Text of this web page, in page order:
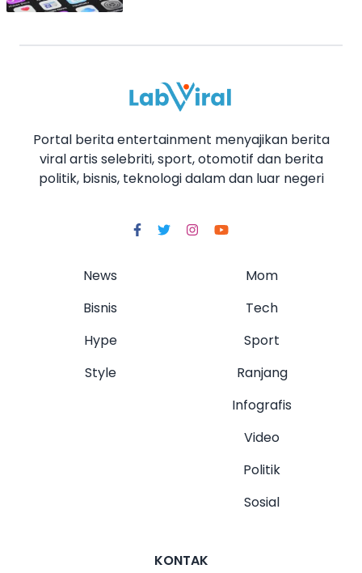
Portal berita entertainment menyajikan berita
viral artis selebriti, sport, otomotif dan berita
politik, bisnis, teknologi dalam dan luar negeri
News
Bisnis
Hype
Style
Mom
Tech
Sport
Ranjang
Infografis
Video
Politik
Sosial
KONTAK